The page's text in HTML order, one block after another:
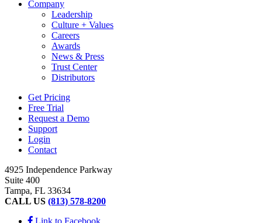
Company
Leadership
Culture + Values
Careers
Awards
News & Press
Trust Center
Distributors
Get Pricing
Free Trial
Request a Demo
Support
Login
Contact
4925 Independence Parkway
Suite 400
Tampa, FL 33634
CALL US (813) 578-8200